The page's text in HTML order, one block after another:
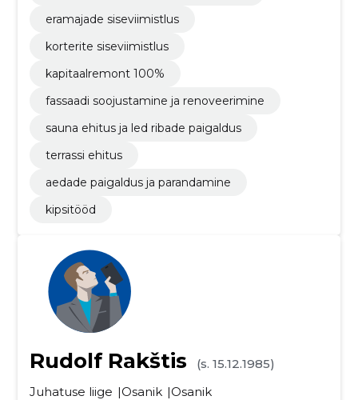
eramajade siseviimistlus
korterite siseviimistlus
kapitaalremont 100%
fassaadi soojustamine ja renoveerimine
sauna ehitus ja led ribade paigaldus
terrassi ehitus
aedade paigaldus ja parandamine
kipsitööd
Rudolf Rakštis
(s. 15.12.1985)
Juhatuse liige
Osanik Osanik